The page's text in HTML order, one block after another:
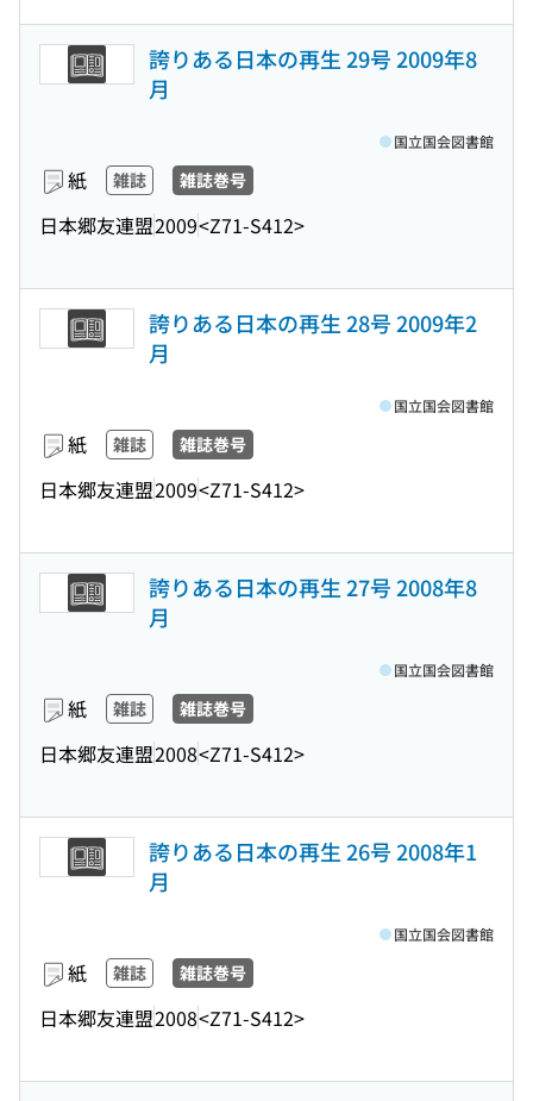
誇りある日本の再生 29号 2009年8
月
紙 雑誌 雑誌巻号
日本郷友連盟2009<Z71-S412>
国立国会図書館
誇りある日本の再生 28号 2009年2
月
紙 雑誌 雑誌巻号
日本郷友連盟2009<Z71-S412>
国立国会図書館
誇りある日本の再生 27号 2008年8
月
紙 雑誌 雑誌巻号
日本郷友連盟2008<Z71-S412>
国立国会図書館
誇りある日本の再生 26号 2008年1
月
紙 雑誌 雑誌巻号
日本郷友連盟2008<Z71-S412>
国立国会図書館